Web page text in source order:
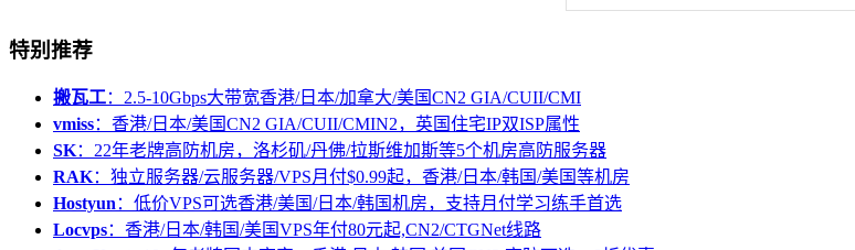
特别推荐
搬瓦工：2.5-10Gbps大带宽香港/日本/加拿大/美国CN2 GIA/CUII/CMI
vmiss：香港/日本/美国CN2 GIA/CUII/CMIN2，英国住宅IP双ISP属性
SK：22年老牌高防机房，洛杉矶/丹佛/拉斯维加斯等5个机房高防服务器
RAK：独立服务器/云服务器/VPS月付$0.99起，香港/日本/韩国/美国等机房
Hostyun ：低价VPS可选香港/美国/日本/韩国机房，支持月付学习练手首选
Locvps：香港/日本/韩国/美国VPS年付80元起,CN2/CTGNet线路